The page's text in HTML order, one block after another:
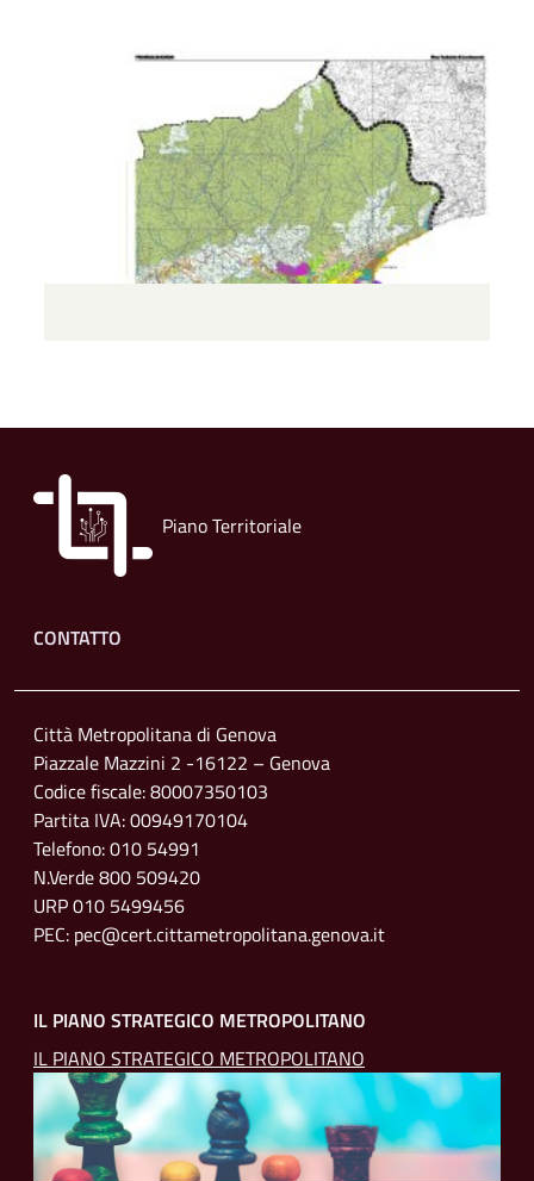
Piano Territoriale
Footer menu
CONTATTO
Città Metropolitana di Genova
Piazzale Mazzini 2 -16122 – Genova
Codice fiscale: 80007350103
Partita IVA: 00949170104
Telefono: 010 54991
N.Verde 800 509420
URP 010 5499456
PEC: pec@cert.cittametropolitana.genova.it
IL PIANO STRATEGICO METROPOLITANO
IL PIANO STRATEGICO METROPOLITANO